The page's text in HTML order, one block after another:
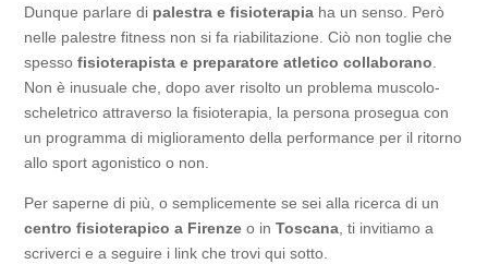
Dunque parlare di palestra e fisioterapia ha un senso. Però
nelle palestre fitness non si fa riabilitazione. Ciò non toglie che
spessofisioterapista e preparatore atletico collaborano.
Non è inusuale che, dopo aver risolto un problema muscolo-
scheletrico attraverso la fisioterapia, la persona prosegua con
un programma di miglioramento della performance per il ritorno
allo sport agonistico o non.
Per saperne di più, o semplicemente se sei alla ricerca di un
centro fisioterapico a Firenze o inToscana, ti invitiamo a
scriverci e a seguire i link che trovi qui sotto.